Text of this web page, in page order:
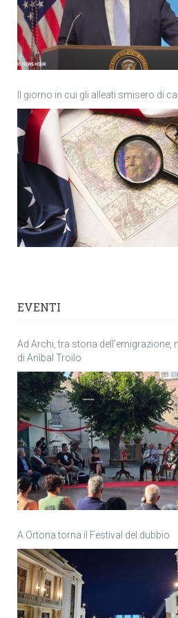
Il giorno in cui gli alleati smisero di
EVENTI
Ad Archi, tra storia
di Anìbal Troilo
A Ortona torna il Festival del dubbio